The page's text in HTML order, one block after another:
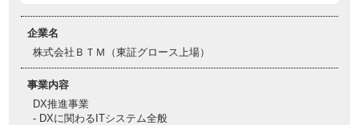
企業名
株式会社ＢＴＭ（東証グロース上場）
事業内容
DX推進事業
- DXに関わるITシステム全般